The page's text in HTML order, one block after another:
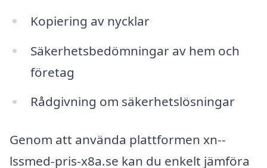
Kopiering av nycklar
Säkerhetsbedömningar av hem och
företag
Rådgivning om säkerhetslösningar
Genom att använda plattformen xn--
lssmed-pris-x8a.se kan du enkelt jämföra